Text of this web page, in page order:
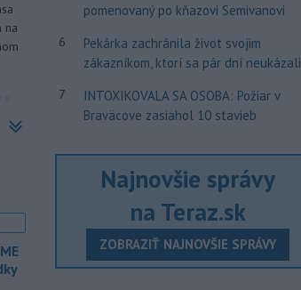
na
pomenovaný po kňazovi Semivanovi
6
Pekárka zachránila život svojim
zákazníkom, ktorí sa pár dní neukázali
7
INTOXIKOVALA SA OSOBA: Požiar v
Braväcove zasiahol 10 stavieb
Najnovšie správy
na Teraz.sk
ZOBRAZIŤ NAJNOVŠIE SPRÁVY